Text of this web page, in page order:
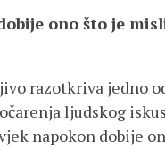
ono što je
razotkriva jedno
ljudskog
napokon dobije